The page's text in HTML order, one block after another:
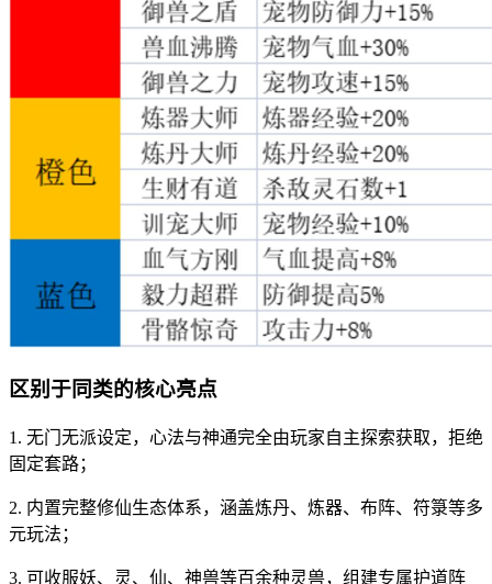
区别于同类的核心亮点
1. 无门无派设定，心法与神通完全由玩家自主探索获取，拒绝
固定套路；
2. 内置完整修仙生态体系，涵盖炼丹、炼器、布阵、符箓等多
元玩法；
3. 可收服妖、灵、仙、神兽等百余种灵兽，组建专属护道阵